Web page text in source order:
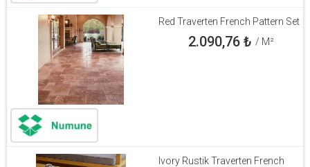
Red Traverten French Pattern Set
2.090,76₺ / M²
Ivory Rustik Traverten French